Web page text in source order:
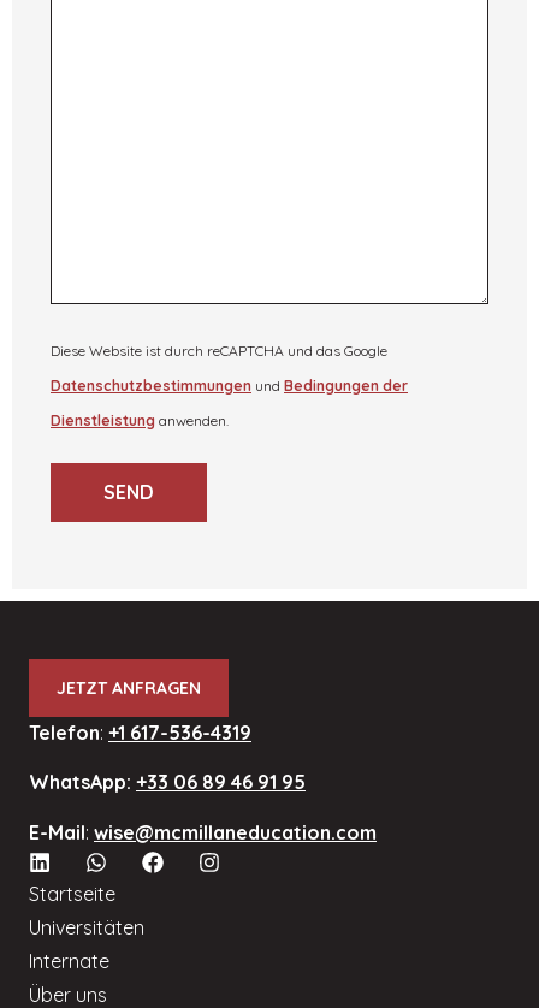
Diese Website ist durch reCAPTCHA und das Google
Datenschutzbestimmungen und Bedingungen der
Dienstleistung anwenden.
SEND
JETZT ANFRAGEN
Telefon: +1 617-536-4319
WhatsApp: +33 06 89 46 91 95
E-Mail: wise@mcmillaneducation.com
Startseite
Universitäten
Internate
Über uns